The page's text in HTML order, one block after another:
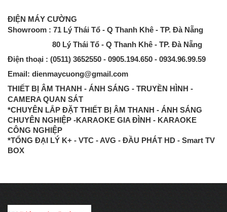
ĐIỆN MÁY CƯỜNG
Showroom : 71 Lý Thái Tổ - Q Thanh Khê - TP. Đà Nẵng
80 Lý Thái Tổ - Q Thanh Khê - TP. Đà Nẵng
Điện thoại : (0511) 3652550 - 0905.194.650 - 0934.96.99.59
Email: dienmaycuong@gmail.com
THIẾT BỊ ÂM THANH - ÁNH SÁNG - TRUYỀN HÌNH -
CAMERA QUAN SÁT
*CHUYÊN LẮP ĐẶT THIẾT BỊ ÂM THANH - ÁNH SÁNG
CHUYÊN NGHIỆP -KARAOKE GIA ĐÌNH - KARAOKE
CÔNG NGHIỆP
*TỔNG ĐẠI LÝ K+ - VTC - AVG - ĐẦU PHÁT HD - Smart TV
BOX